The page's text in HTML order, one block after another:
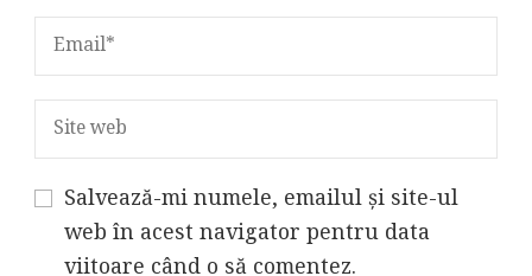
Salvează-mi numele, emailul și site-ul
web în acest navigator pentru data
viitoare când o să comentez.